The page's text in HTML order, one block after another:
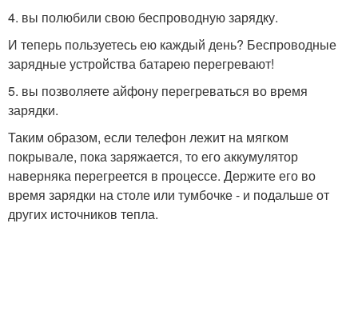
4. вы полюбили свою беспроводную зарядку.
И теперь пользуетесь ею каждый день? Беспроводные
зарядные устройства батарею перегревают!
5. вы позволяете айфону перегреваться во время
зарядки.
Таким образом, если телефон лежит на мягком
покрывале, пока заряжается, то его аккумулятор
наверняка перегреется в процессе. Держите его во
время зарядки на столе или тумбочке - и подальше от
других источников тепла.